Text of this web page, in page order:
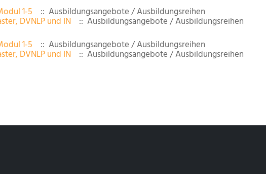
1-5 :: Ausbildungsangebote / Ausbildungsreihen
DVNLP und IN
:: Ausbildungsangebote / Ausbildungsreihen
1-5 :: Ausbildungsangebote / Ausbildungsreihen
DVNLP und IN :: Ausbildungsangebote / Ausbildungsreihen